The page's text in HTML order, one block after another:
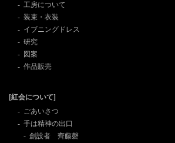
工房について
装束・衣装
イブニングドレス
研究
図案
作品販売
[紅会について]
ごあいさつ
手は精神の出口
創設者 齊藤磬